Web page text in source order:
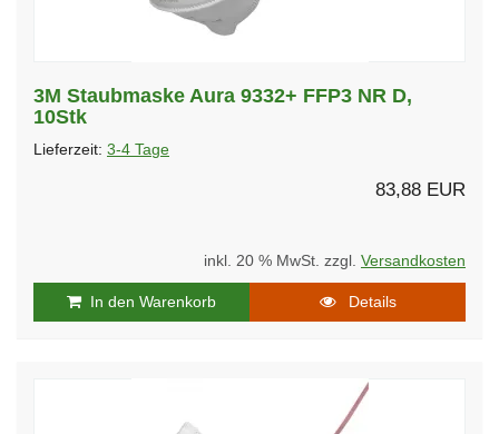
3M Staubmaske Aura 9332+ FFP3 NR D,
10Stk
Lieferzeit: 3-4 Tage
83,88 EUR
inkl. 20 % MwSt. zzgl. Versandkosten
In den Warenkorb Details